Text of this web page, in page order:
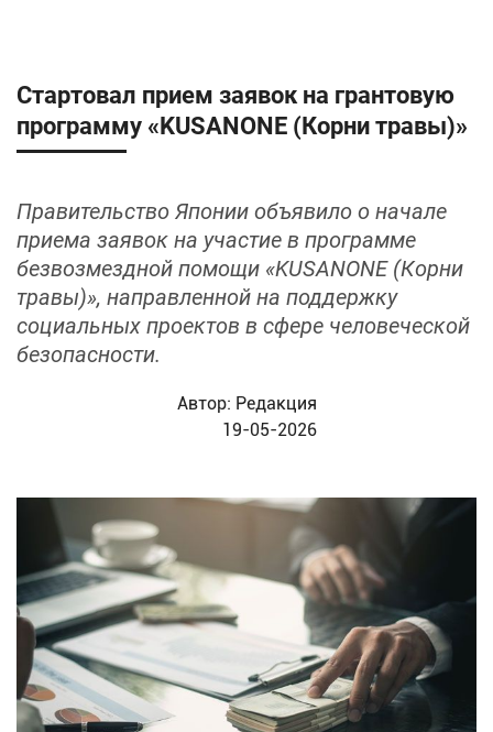
Стартовал прием заявок на грантовую
программу «KUSANONE (Корни травы)»
Правительство Японии объявило о начале
приема заявок на участие в программе
безвозмездной помощи «KUSANONE (Корни
травы)», направленной на поддержку
социальных проектов в сфере человеческой
безопасности.
Автор: Редакция
19-05-2026